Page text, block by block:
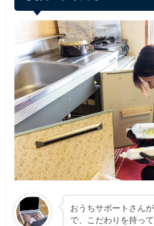
おうちサポートさん
で、こだわりを持っ